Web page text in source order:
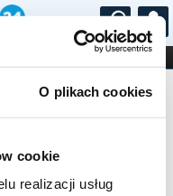
O plikach cookies
cookie
realizacji usług
...
STAND-UP
w kasie.